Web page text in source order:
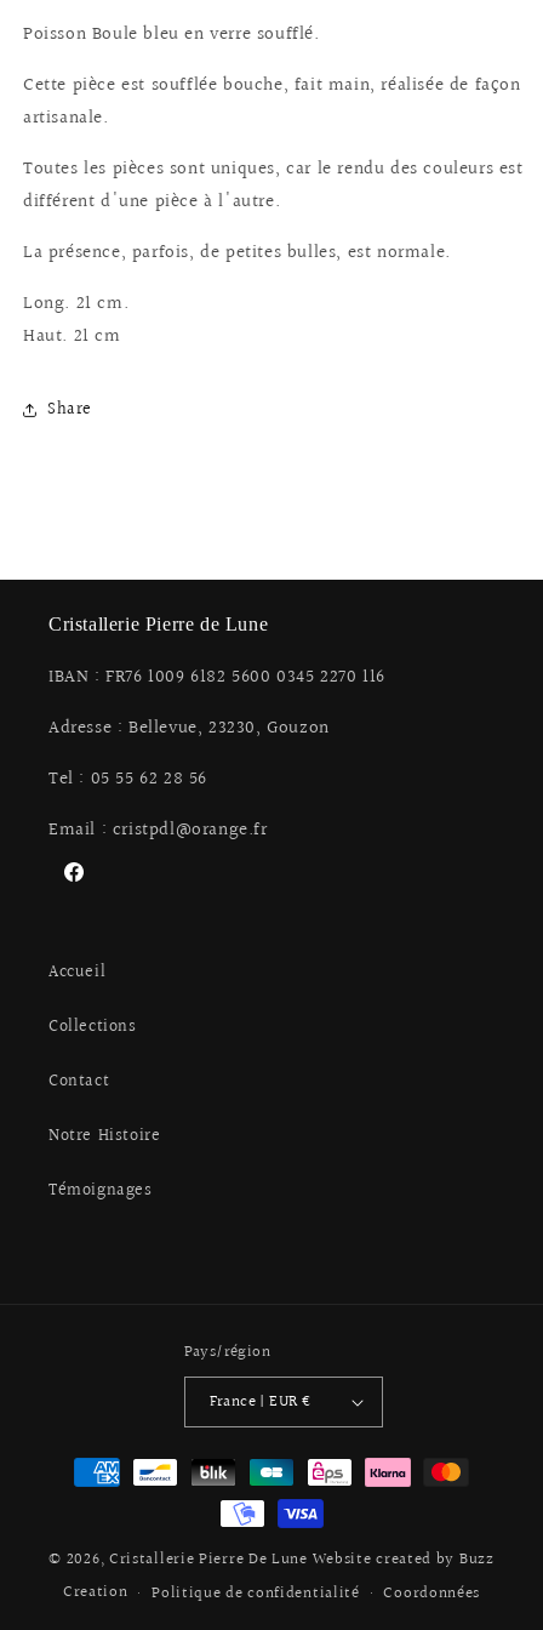
verre
verre
Poisson Boule bleu en verre soufflé.
Cette pièce est soufflée bouche, fait main, réalisée de façon
artisanale.
Toutes les pièces sont uniques, car le rendu des couleurs est
différent d'une pièce à l'autre.
La présence, parfois, de petites bulles, est normale.
Long. 21 cm.
Haut. 21 cm
Share
Cristallerie Pierre de Lune
IBAN : FR76 1009 6182 5600 0345 2270 116
Adresse : Bellevue, 23230, Gouzon
Tel : 05 55 62 28 56
Email : cristpdl@orange.fr
Facebook
Accueil
Collections
Contact
Notre Histoire
Témoignages
Pays/région
France | EUR €
Moyens
© 2026, Cristallerie Pierre De Lune Website created by Buzz
Creation
Politique de confidentialité Coordonnées